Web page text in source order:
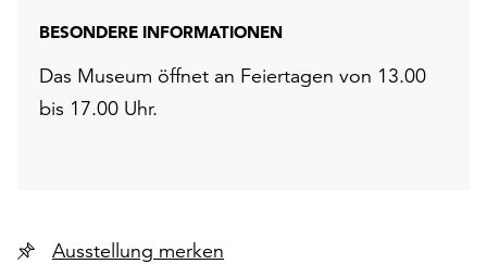
BESONDERE INFORMATIONEN
Das Museum öffnet an Feiertagen von 13.00
bis 17.00 Uhr.
Ausstellung merken